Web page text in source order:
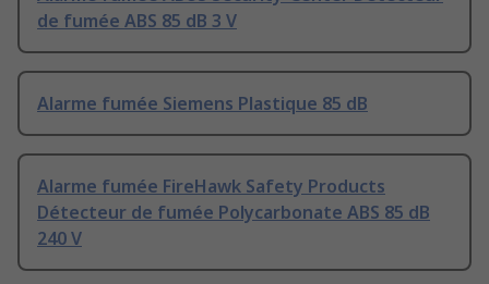
de fumée ABS 85 dB 3 V
Alarme fumée Siemens Plastique 85 dB
Alarme fumée FireHawk Safety Products
Détecteur de fumée Polycarbonate ABS 85 dB
240 V